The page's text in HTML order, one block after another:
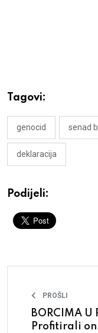
Tagovi:
genocid senad
deklaracija
Podijeli:
PROŠLI
BORCIMA U
Profitirali